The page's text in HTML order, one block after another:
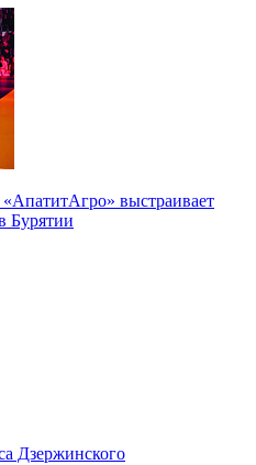
выстраивает
Бурятии
Дзержинского